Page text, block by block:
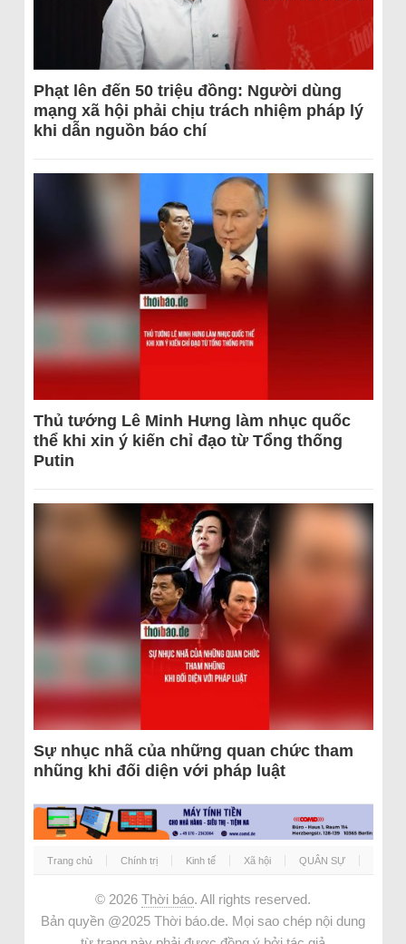
Phạt lên đến 50 triệu đồng: Người dùng
mạng xã hội phải chịu trách nhiệm pháp lý
khi dẫn nguồn báo chí
Thủ tướng Lê Minh Hưng làm nhục quốc
thể khi xin ý kiến chỉ đạo từ Tổng thống
Putin
Sự nhục nhã của những quan chức tham
nhũng khi đối diện với pháp luật
Trang chủ Chính trị Kinh tế Xã hội QUÂN SỰ
© 2026 Thời báo. All rights reserved.
Bản quyền @2025 Thời báo.de. Mọi sao chép nội dung